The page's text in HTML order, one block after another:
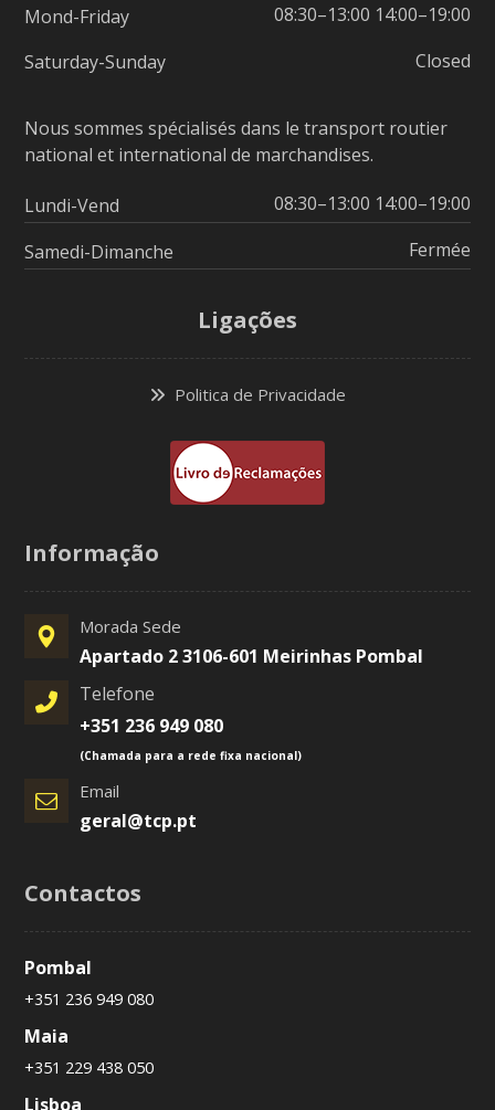
Mond-Friday
08:30–13:00 14:00–19:00
Saturday-Sunday
Closed
Nous sommes spécialisés dans le transport routier
national et international de marchandises.
Lundi-Vend
08:30–13:00 14:00–19:00
Samedi-Dimanche
Fermée
Ligações
Politica de Privacidade
Informação
Morada Sede
Apartado 2 3106-601 Meirinhas Pombal
Telefone
+351 236 949 080
(Chamada para a rede fixa nacional)
Email
geral@tcp.pt
Contactos
Pombal
+351 236 949 080
Maia
+351 229 438 050
Lisboa